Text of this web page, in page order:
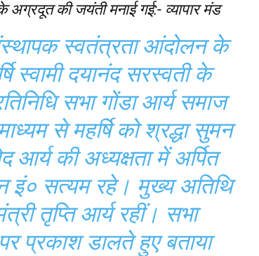
की जयंती मनाई गई:- व्यापार मंड
स्वतंत्रता आंदोलन के
स्वामी दयानंद सरस्वती के
सभा गोंडा आर्य समाज
से महर्षि को श्रद्धा सुमन
आर्य की अध्यक्षता में अर्पित
इं० सत्यम रहे। मुख्य अतिथि
तृप्ति आर्य रहीं। सभा
प्रकाश डालते हुए बताया